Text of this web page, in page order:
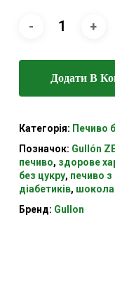
Додати В
Категорія: Печиво
Позначок: Gullón
печиво, здорове
без цукру, печиво
діабетиків,
Бренд: Gullon